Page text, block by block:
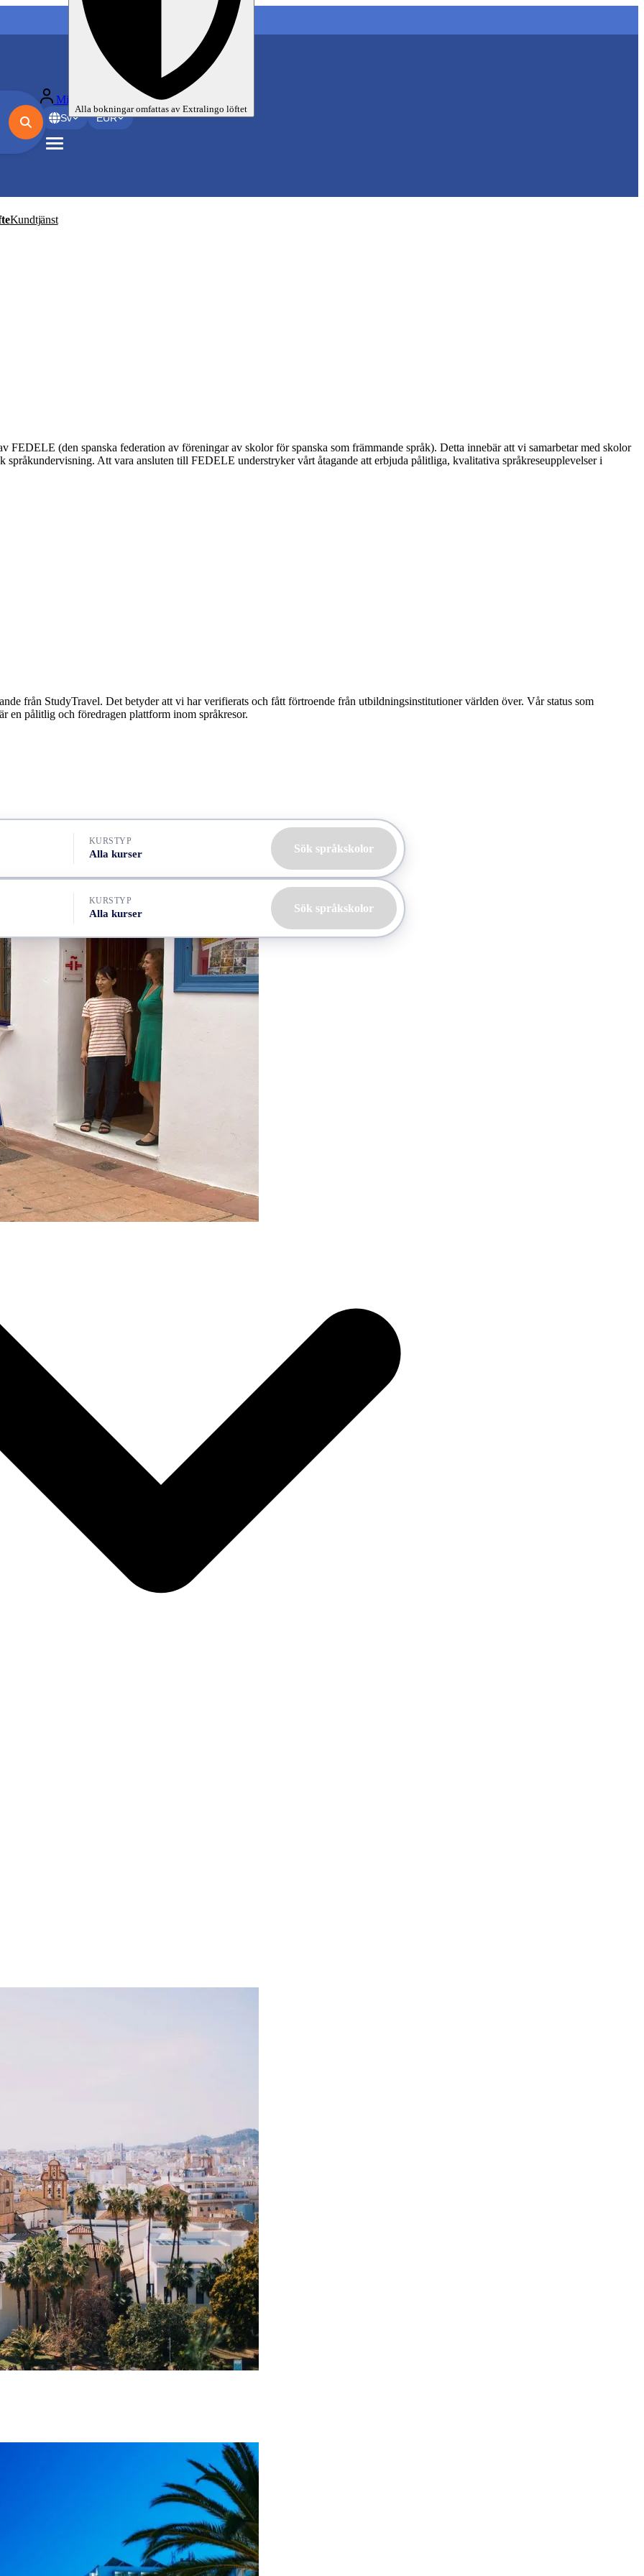
Alla bokningar omfattas av Extralingo löftet
Mina språkresor
Sv EUR
Kundtjänst
FEDELE (den spanska federation av föreningar av skolor för spanska som främmande språk). Detta innebär att vi samarbetar med skolor
språkundervisning. Att vara ansluten till FEDELE understryker vårt åtagande att erbjuda pålitliga, kvalitativa språkreseupplevelser i
från StudyTravel. Det betyder att vi har verifierats och fått förtroende från utbildningsinstitutioner världen över. Vår status som
en pålitlig och föredragen plattform inom språkresor.
KURSTYP
Alla kurser Sök språkskolor
KURSTYP
Alla kurser Sök språkskolor